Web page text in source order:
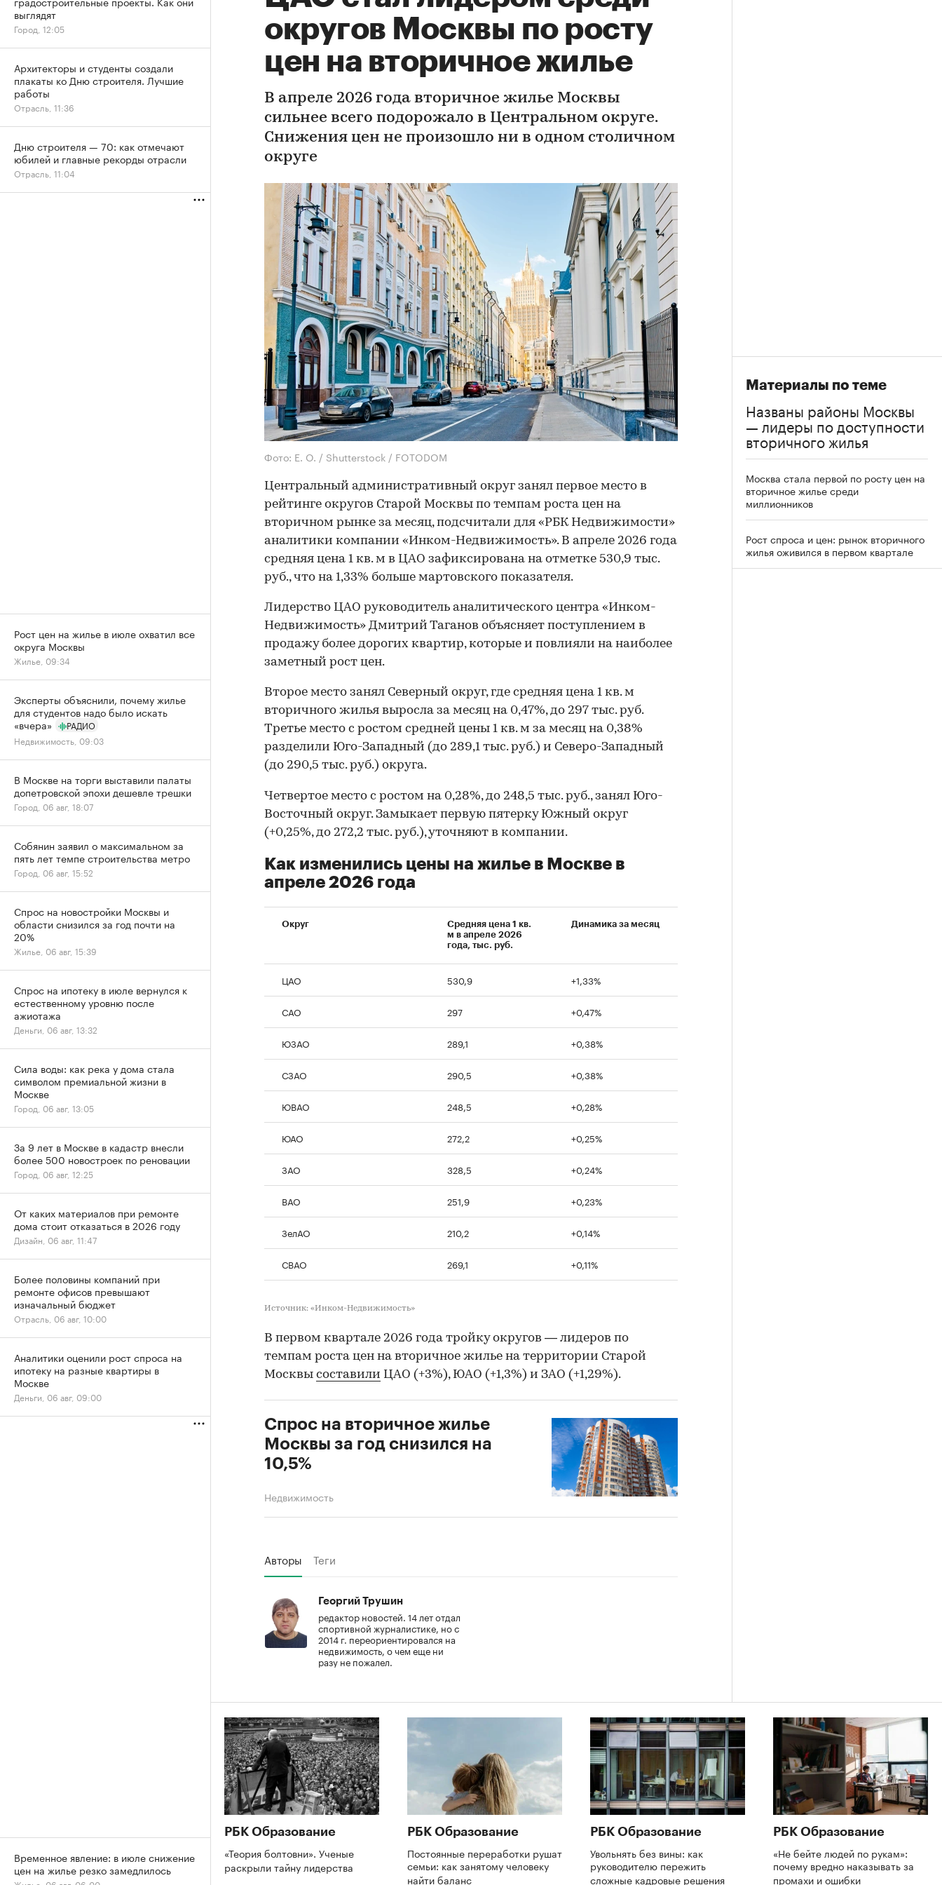
округов Москвы по росту
цен на вторичное жилье
В апреле 2026 года вторичное жилье Москвы
сильнее всего подорожало в Центральном округе.
Снижения цен не произошло ни в одном столичном
округе
Фото: E. O. / Shutterstock / FOTODOM
Центральный административный округ занял первое место в
рейтинге округов Старой Москвы по темпам роста цен на
вторичном рынке за месяц, подсчитали для «РБК Недвижимости»
аналитики компании «Инком-Недвижимость». В апреле 2026 года
средняя цена 1 кв. м в ЦАО зафиксирована на отметке 530,9 тыс.
руб., что на 1,33% больше мартовского показателя.
Лидерство ЦАО руководитель аналитического центра «Инком-
Недвижимость» Дмитрий Таганов объясняет поступлением в
продажу более дорогих квартир, которые и повлияли на наиболее
заметный рост цен.
Второе место занял Северный округ, где средняя цена 1 кв. м
вторичного жилья выросла за месяц на 0,47%, до 297 тыс. руб.
Третье место с ростом средней цены 1 кв. м за месяц на 0,38%
разделили Юго-Западный (до 289,1 тыс. руб.) и Северо-Западный
(до 290,5 тыс. руб.) округа.
Четвертое место с ростом на 0,28%, до 248,5 тыс. руб., занял Юго-
Восточный округ. Замыкает первую пятерку Южный округ
(+0,25%, до 272,2 тыс. руб.), уточняют в компании.
Как изменились цены на жилье в Москве в
апреле 2026 года
Округ
Средняя цена 1 кв.
м в апреле 2026
года, тыс. руб.
Динамика за месяц
ЦАО 530,9 +1,33%
САО 297 +0,47%
ЮЗАО 289,1 +0,38%
СЗАО 290,5 +0,38%
ЮВАО 248,5 +0,28%
ЮАО 272,2 +0,25%
ЗАО 328,5 +0,24%
ВАО 251,9 +0,23%
ЗелАО 210,2 +0,14%
СВАО 269,1 +0,11%
Источник: «Инком-Недвижимость»
В первом квартале 2026 года тройку округов — лидеров по
темпам роста цен на вторичное жилье на территории Старой
Москвы составили ЦАО (+3%), ЮАО (+1,3%) и ЗАО (+1,29%).
Спрос на вторичное жилье
Москвы за год снизился на
10,5%
Недвижимость
Авторы Теги
Георгий Трушин
редактор новостей. 14 лет отдал
спортивной журналистике, но с
2014 г. переориентировался на
недвижимость, о чем еще ни
разу не пожалел.
Материалы по теме
Названы районы Москвы
— лидеры по доступности
вторичного жилья
Москва стала первой по росту цен на
вторичное жилье среди
миллионников
Рост спроса и цен: рынок вторичного
жилья оживился в первом квартале
РБК Образование
«Теория болтовни». Ученые
раскрыли тайну лидерства
РБК Образование
Постоянные переработки рушат
семьи: как занятому человеку
найти баланс
РБК Образование
Увольнять без вины: как
руководителю пережить
сложные кадровые решения
РБК Образование
«Не бейте людей по рукам»:
почему вредно наказывать за
промахи и ошибки
выглядят
Город, 12:05
Архитекторы и студенты создали
плакаты ко Дню строителя. Лучшие
работы
Отрасль, 11:36
Дню строителя — 70: как отмечают
юбилей и главные рекорды отрасли
Отрасль, 11:04
Рост цен на жилье в июле охватил все
округа Москвы
Жилье, 09:34
Эксперты объяснили, почему жилье
для студентов надо было искать
«вчера»
РАДИО
Недвижимость, 09:03
В Москве на торги выставили палаты
допетровской эпохи дешевле трешки
Город, 06 авг, 18:07
Собянин заявил о максимальном за
пять лет темпе строительства метро
Город, 06 авг, 15:52
Спрос на новостройки Москвы и
области снизился за год почти на
20%
Жилье, 06 авг, 15:39
Спрос на ипотеку в июле вернулся к
естественному уровню после
ажиотажа
Деньги, 06 авг, 13:32
Сила воды: как река у дома стала
символом премиальной жизни в
Москве
Город, 06 авг, 13:05
За 9 лет в Москве в кадастр внесли
более 500 новостроек по реновации
Город, 06 авг, 12:25
От каких материалов при ремонте
дома стоит отказаться в 2026 году
Дизайн, 06 авг, 11:47
Более половины компаний при
ремонте офисов превышают
изначальный бюджет
Отрасль, 06 авг, 10:00
Аналитики оценили рост спроса на
ипотеку на разные квартиры в
Москве
Деньги, 06 авг, 09:00
Временное явление: в июле снижение
цен на жилье резко замедлилось